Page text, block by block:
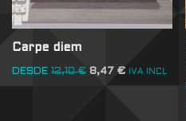
Carpe diem
DESDE 12,10€ 8,47 € IVA INCL